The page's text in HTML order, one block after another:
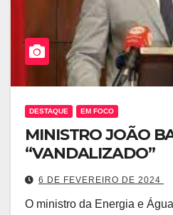
DESTAQUE EM FOCO
MINISTRO JOÃO
“VANDALIZADO”
6 DE FEVEREIRO DE 2024
O ministro da Energia e